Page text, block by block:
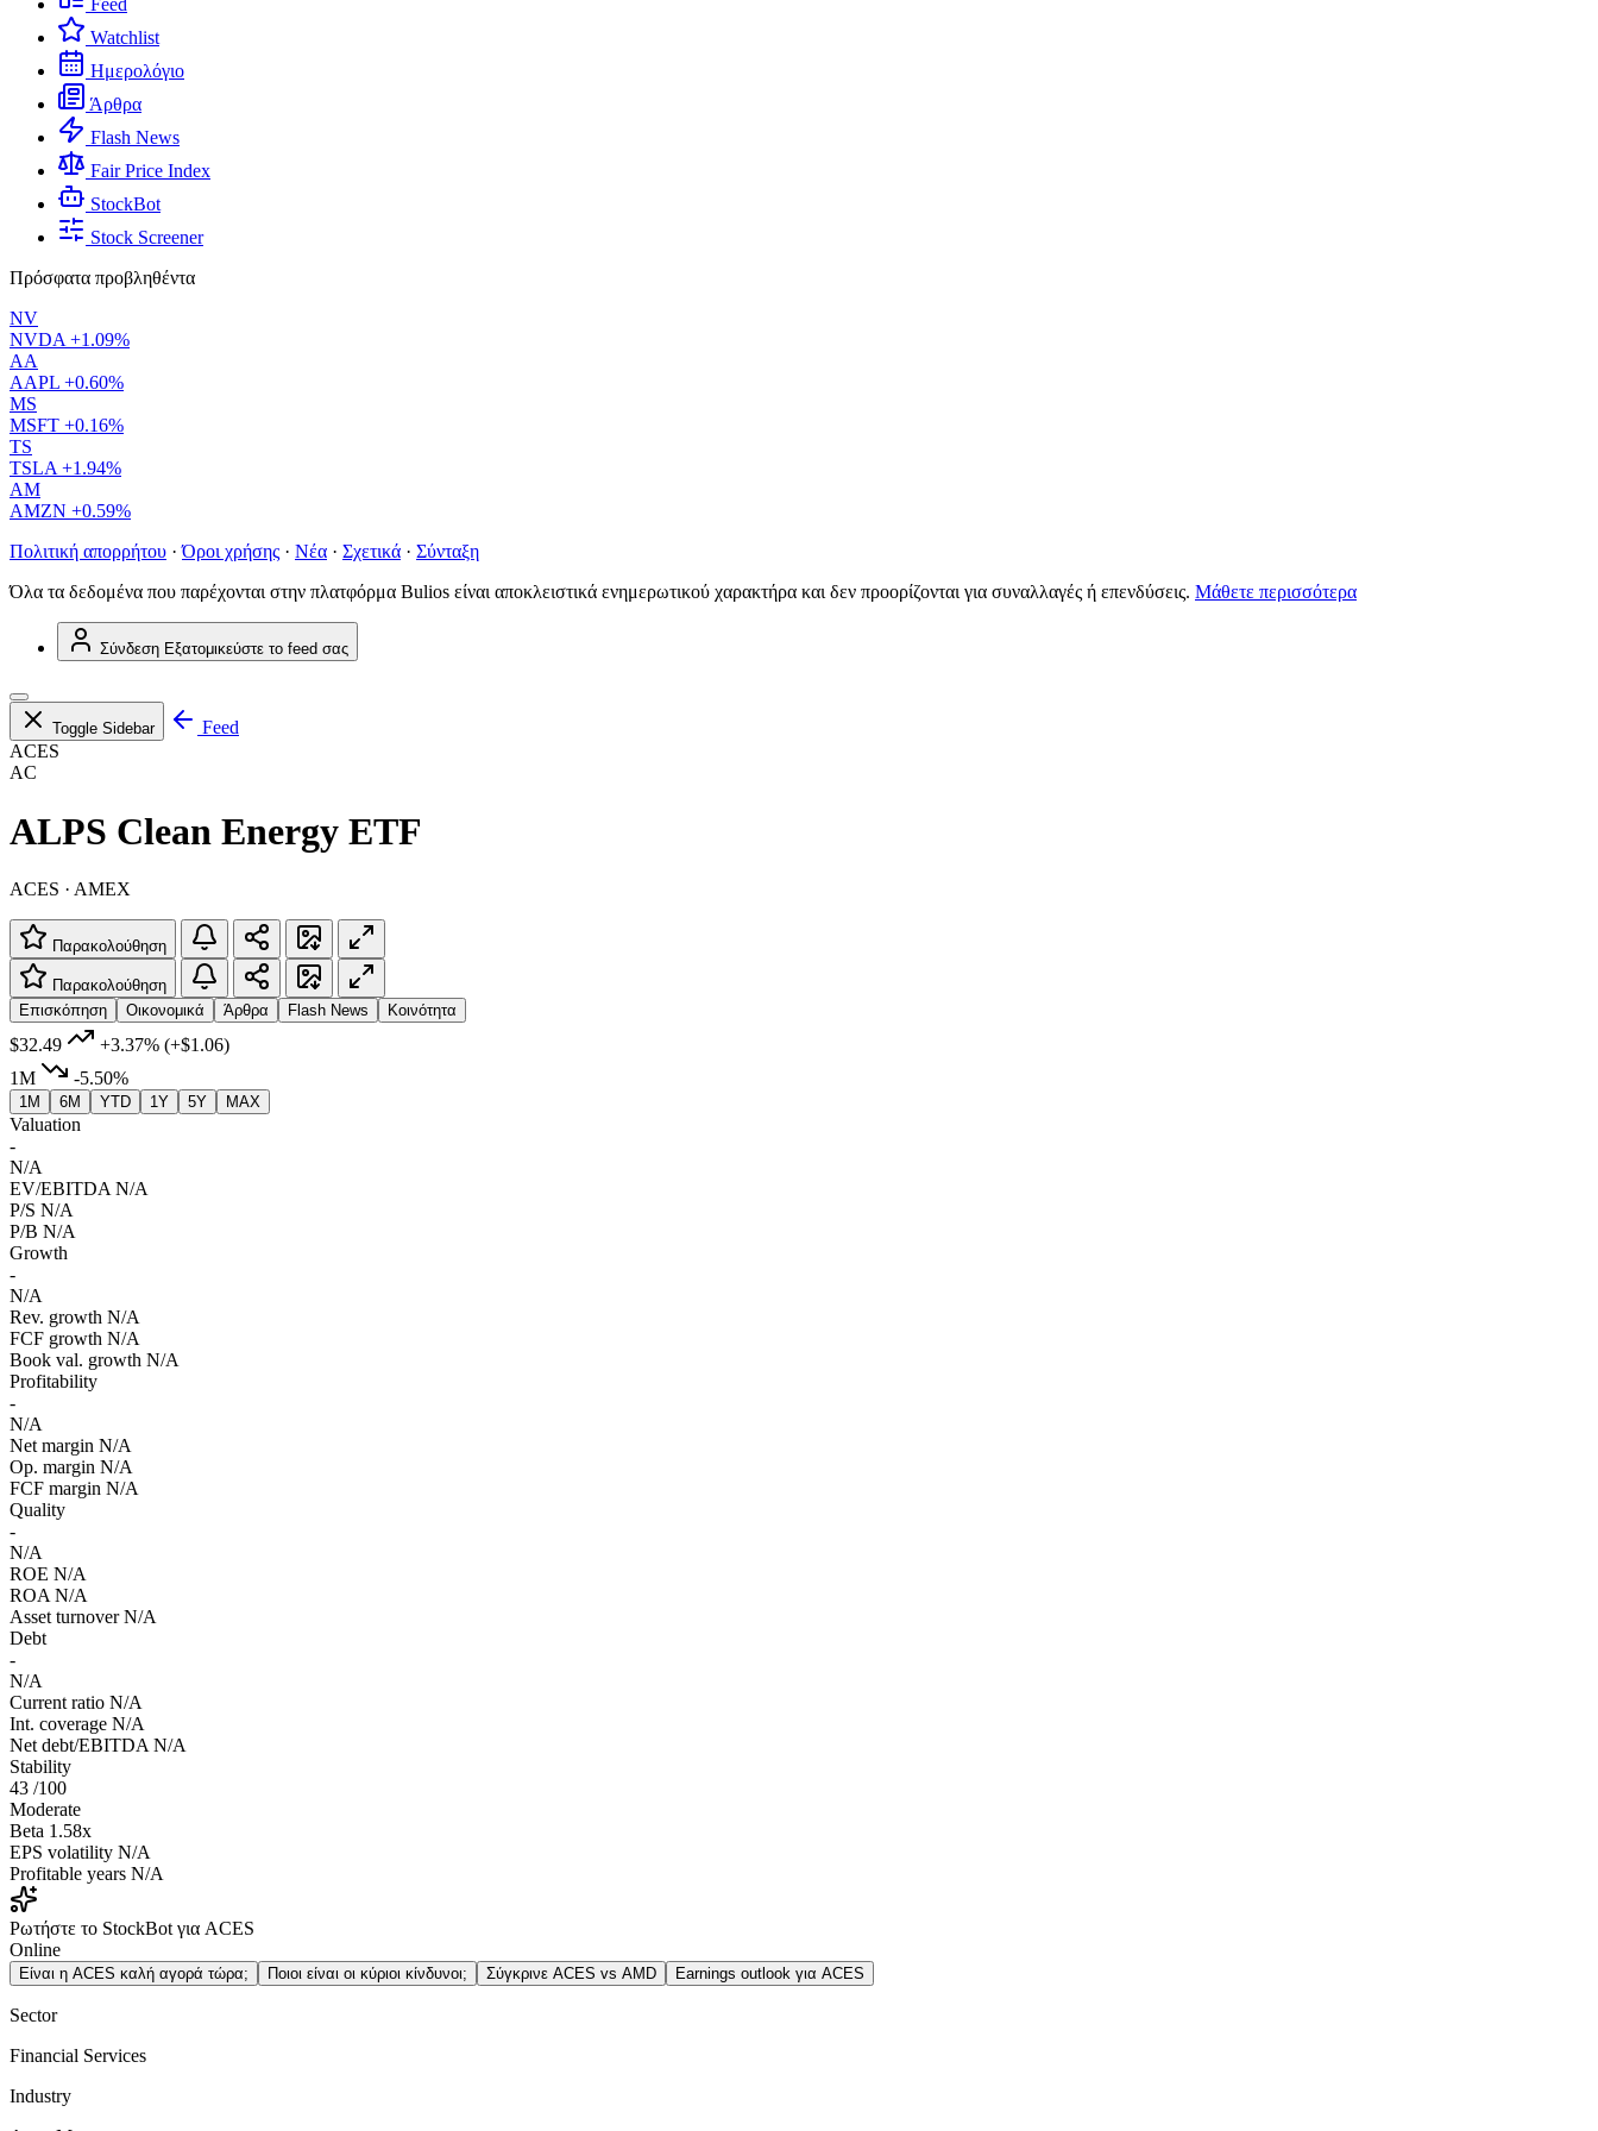
Feed
Watchlist
Ημερολόγιο
Άρθρα
Flash News
Fair Price Index
StockBot
Stock Screener
Πρόσφατα προβληθέντα
NV
NVDA +1.09%
AA
AAPL +0.60%
MS
MSFT +0.16%
TS
TSLA +1.94%
AM
AMZN +0.59%
Πολιτική απορρήτου · Όροι χρήσης · Νέα · Σχετικά · Σύνταξη
Όλα τα δεδομένα που παρέχονται στην πλατφόρμα Bulios είναι αποκλειστικά ενημερωτικού χαρακτήρα και δεν προορίζονται για συναλλαγές ή επενδύσεις. Μάθετε περισσότερα
Σύνδεση Εξατομικεύστε το feed σας
Toggle Sidebar
Feed
ACES
AC
ALPS Clean Energy ETF
ACES · AMEX
Παρακολούθηση
Παρακολούθηση
Επισκόπηση
Οικονομικά Άρθρα Flash News Κοινότητα
$32.49 +3.37% (+$1.06)
1M
-5.50%
1M 6M YTD 1Y 5Y MAX
Valuation
-
N/A
EV/EBITDA N/A
P/S N/A
P/B N/A
Growth
-
N/A
Rev. growth N/A
FCF growth N/A
Book val. growth N/A
Profitability
-
N/A
Net margin N/A
Op. margin N/A
FCF margin N/A
Quality
-
N/A
ROE N/A
ROA N/A
Asset turnover N/A
Debt
-
N/A
Current ratio N/A
Int. coverage N/A
Net debt/EBITDA N/A
Stability
43 /100
Moderate
Beta 1.58x
EPS volatility N/A
Profitable years N/A
Ρωτήστε το StockBot για ACES
Online
Είναι η ACES καλή αγορά τώρα; Ποιοι είναι οι κύριοι κίνδυνοι; Σύγκρινε ACES vs AMD Earnings outlook για ACES
Sector
Financial Services
Industry